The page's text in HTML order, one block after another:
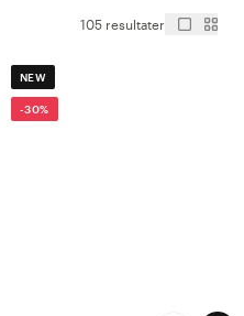
105 resultater
NEW
-30%